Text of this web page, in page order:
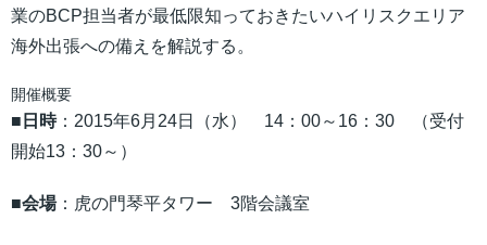
業のBCP担当者が最低限知っておきたいハイリスクエリア
海外出張への備えを解説する。
開催概要
■ 日時：2015年6月24日（水） 14：00～16：30 （受付
開始13：30～）
■会場：虎の門琴平タワー 3階会議室